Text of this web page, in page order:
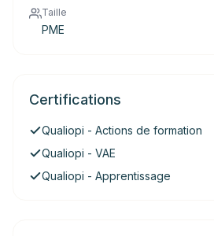
Taille
PME
Certifications
Qualiopi - Actions de formation
Qualiopi - VAE
Qualiopi - Apprentissage